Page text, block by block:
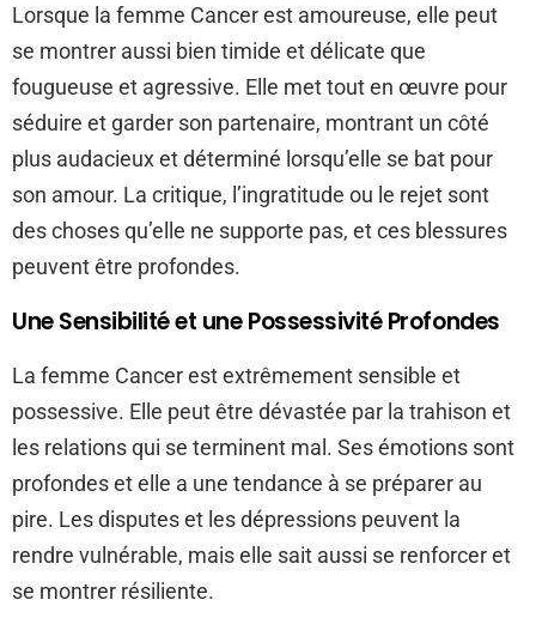
Lorsque la femme Cancer est amoureuse, elle peut
se montrer aussi bien timide et délicate que
fougueuse et agressive. Elle met tout en œuvre pour
séduire et garder son partenaire, montrant un côté
plus audacieux et déterminé lorsqu’elle se bat pour
son amour. La critique, l’ingratitude ou le rejet sont
des choses qu’elle ne supporte pas, et ces blessures
peuvent être profondes.
Une Sensibilité et une Possessivité Profondes
La femme Cancer est extrêmement sensible et
possessive. Elle peut être dévastée par la trahison et
les relations qui se terminent mal. Ses émotions sont
profondes et elle a une tendance à se préparer au
pire. Les disputes et les dépressions peuvent la
rendre vulnérable, mais elle sait aussi se renforcer et
se montrer résiliente.